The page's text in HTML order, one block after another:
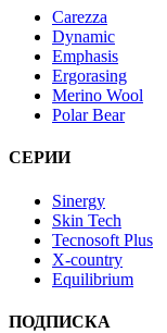
Carezza
Dynamic
Emphasis
Ergorasing
Merino Wool
Polar Bear
СЕРИИ
Sinergy
Skin Tech
Tecnosoft Plus
X-country
Equilibrium
ПОДПИСКА